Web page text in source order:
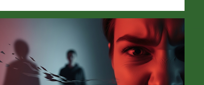
DESENVOLVIMENTO PESSOAL
+
SAÚDE EMOCIONAL